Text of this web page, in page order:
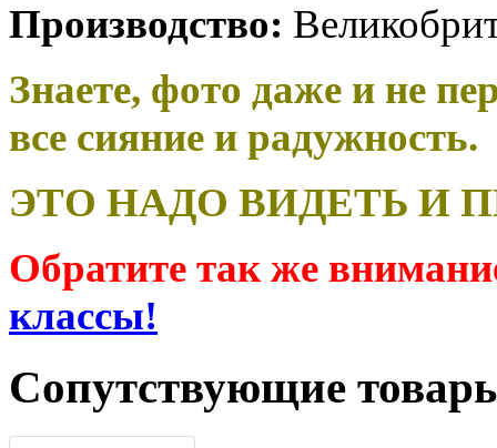
Производство:
Знаете, фото даже и не
все сияние и радужность.
ЭТО НАДО ВИДЕТЬ И
Обратите так же
классы!
Сопутствующие